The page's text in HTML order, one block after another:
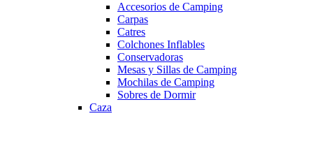
Accesorios de Camping
Carpas
Catres
Colchones Inflables
Conservadoras
Mesas y Sillas de Camping
Mochilas de Camping
Sobres de Dormir
Caza